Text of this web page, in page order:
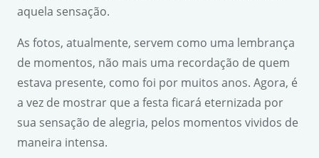
aquela sensação.
As fotos, atualmente, servem como uma lembrança
de momentos, não mais uma recordação de quem
estava presente, como foi por muitos anos. Agora, é
a vez de mostrar que a festa ficará eternizada por
sua sensação de alegria, pelos momentos vividos de
maneira intensa.